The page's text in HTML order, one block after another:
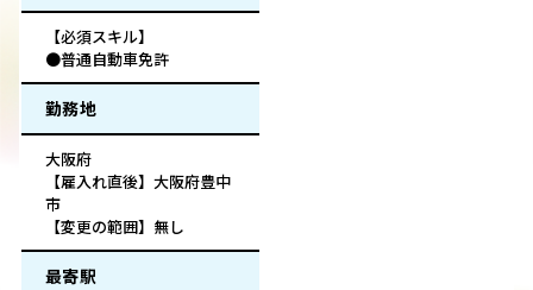
【必須スキル】
●普通自動車免許
勤務地
大阪府
【雇入れ直後】大阪府豊中
市
【変更の範囲】無し
最寄駅